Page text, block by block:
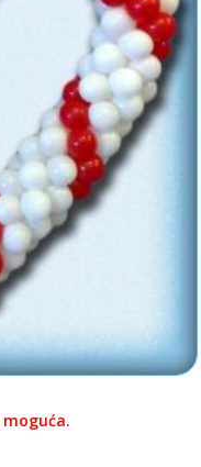
moguća.